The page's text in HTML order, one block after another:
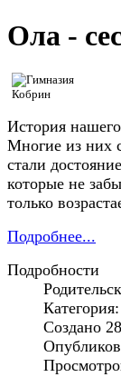
Ола -
История
Многие из них
стали
которые не
только
Подробнее...
Подробности
Создано